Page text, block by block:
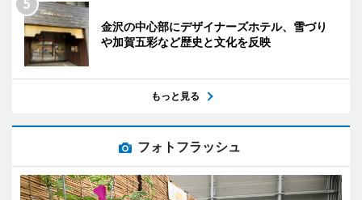
金沢の中心部にデザイナーズホテル、雪づり
や加賀五彩など歴史と文化を反映
もっと見る
フォトフラッシュ